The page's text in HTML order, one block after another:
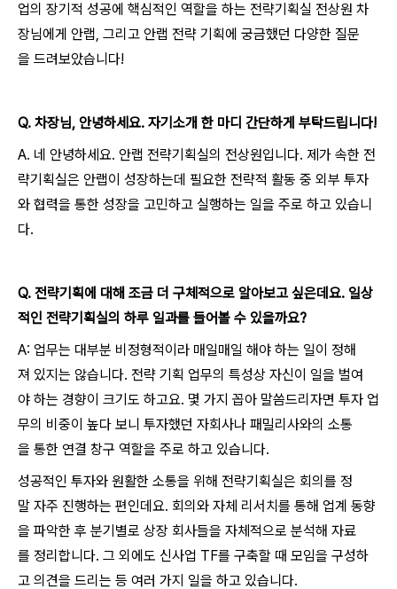
업의 장기적 성공에 핵심적인 역할을 하는 전략기획실 전상원 차
장님에게 안랩, 그리고 안랩 전략 기획에 궁금했던 다양한 질문
을 드려보았습니다!
Q. 차장님, 안녕하세요. 자기소개 한 마디 간단하게 부탁드립니다!
A. 네 안녕하세요. 안랩 전략기획실의 전상원입니다. 제가 속한 전
략기획실은 안랩이 성장하는데 필요한 전략적 활동 중 외부 투자
와 협력을 통한 성장을 고민하고 실행하는 일을 주로 하고 있습니
다.
Q. 전략기획에 대해 조금 더 구체적으로 알아보고 싶은데요. 일상
적인 전략기획실의 하루 일과를 들어볼 수 있을까요?
A: 업무는 대부분 비정형적이라 매일매일 해야 하는 일이 정해
져 있지는 않습니다. 전략 기획 업무의 특성상 자신이 일을 벌여
야 하는 경향이 크기도 하고요. 몇 가지 꼽아 말씀드리자면 투자 업
무의 비중이 높다 보니 투자했던 자회사나 패밀리사와의 소통
을 통한 연결 창구 역할을 주로 하고 있습니다.
성공적인 투자와 원활한 소통을 위해 전략기획실은 회의를 정
말 자주 진행하는 편인데요. 회의와 자체 리서치를 통해 업계 동향
을 파악한 후 분기별로 상장 회사들을 자체적으로 분석해 자료
를 정리합니다. 그 외에도 신사업 TF를 구축할 때 모임을 구성하
고 의견을 드리는 등 여러 가지 일을 하고 있습니다.